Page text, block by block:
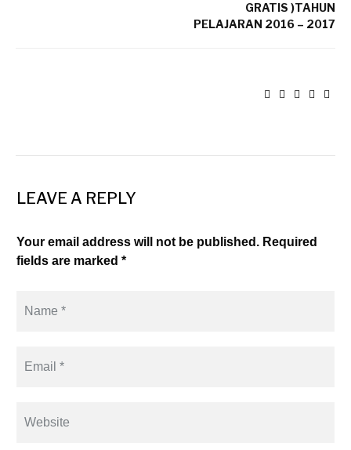
GRATIS )TAHUN
PELAJARAN 2016 – 2017
LEAVE A REPLY
Your email address will not be published. Required
fields are marked *